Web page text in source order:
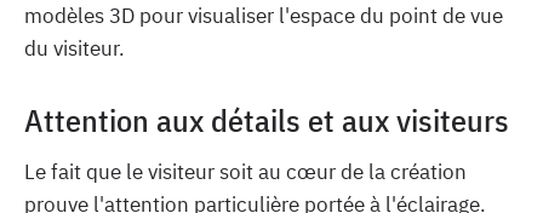
modèles 3D pour visualiser l'espace du point de vue
du visiteur.
Attention aux détails et aux visiteurs
Le fait que le visiteur soit au cœur de la création
prouve l'attention particulière portée à l'éclairage.